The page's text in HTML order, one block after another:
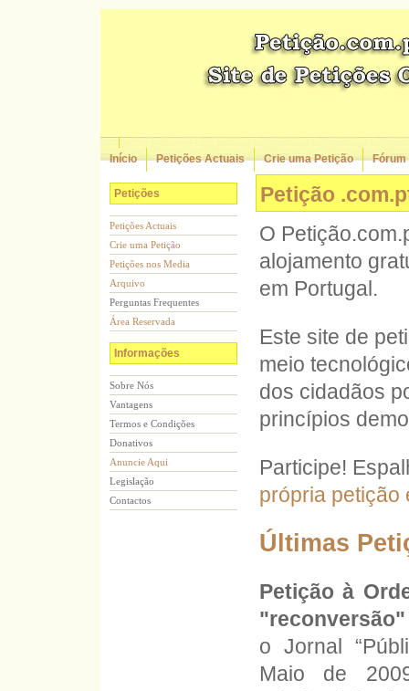
Início Petições Actuais Crie uma Petição Fórum
Petições
Petições Actuais
Crie uma Petição
Petições nos Media
Arquivo
Perguntas Frequentes
Área Reservada
Informações
Sobre Nós
Vantagens
Termos e Condições
Donativos
Anuncie Aqui
Legislação
Contactos
Petição
O
alojamento
em Portugal.
Este site de
meio
dos cidadãos
princípios
Participe!
própria petição
Últimas
Petição à
o Jornal
Maio de